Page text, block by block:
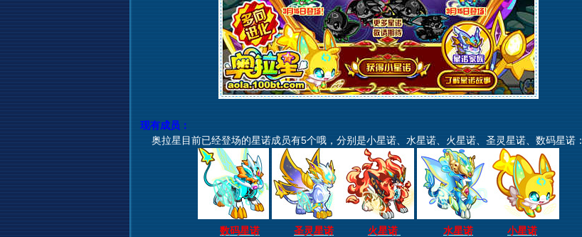
现有成员：
奥拉星目前已经登场的星诺成员有5个哦，分别是小星诺、水星诺、火星诺、圣灵星诺、数码星诺：
数码星诺 圣灵星诺 火星诺 水星诺 小星诺